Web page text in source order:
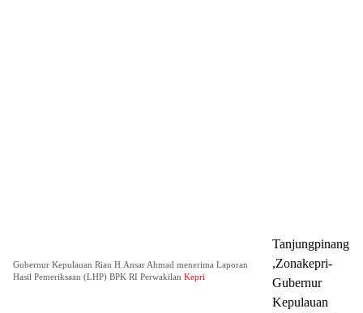
Gubernur Kepulauan Riau H.Ansar Ahmad menerima Laporan
Hasil Pemeriksaan (LHP) BPK RI Perwakilan Kepri
Tanjungpinang
,Zonakepri-
Gubernur
Kepulauan